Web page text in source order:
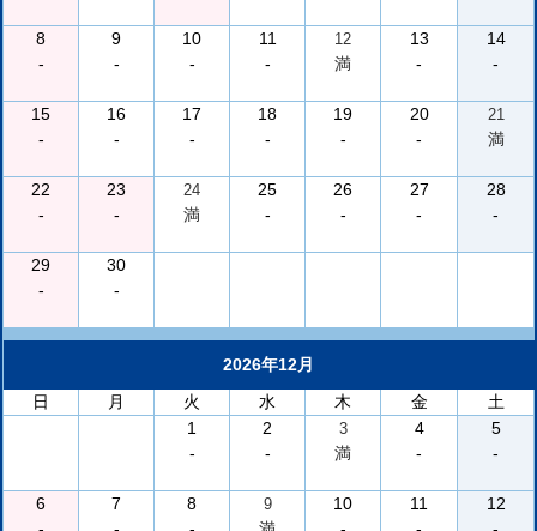
8
-
9
-
10
-
11
-
12
満
13
-
14
-
15
-
16
-
17
-
18
-
19
-
20
-
21
満
22
-
23
-
24
満
25
-
26
-
27
-
28
-
29
-
30
-
2026年12月
日
月 火 水 木 金
土
1
-
2
-
3
満
4
-
5
-
6
7
8
9
10
11
12